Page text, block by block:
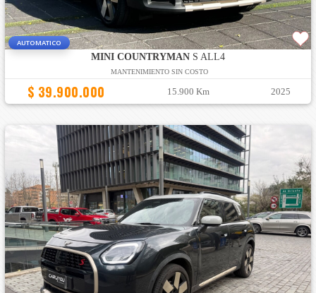
AUTOMATICO
MINI COUNTRYMANS ALL4
MANTENIMIENTO SIN COSTO
$ 39.900.000 15.900 Km 2025